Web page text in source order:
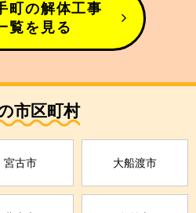
町の解体工事
覧を見る
市区町村
宮古市 大船渡市